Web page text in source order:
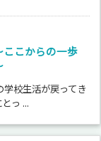
こからの一歩
校生活が戻ってき
っ ...